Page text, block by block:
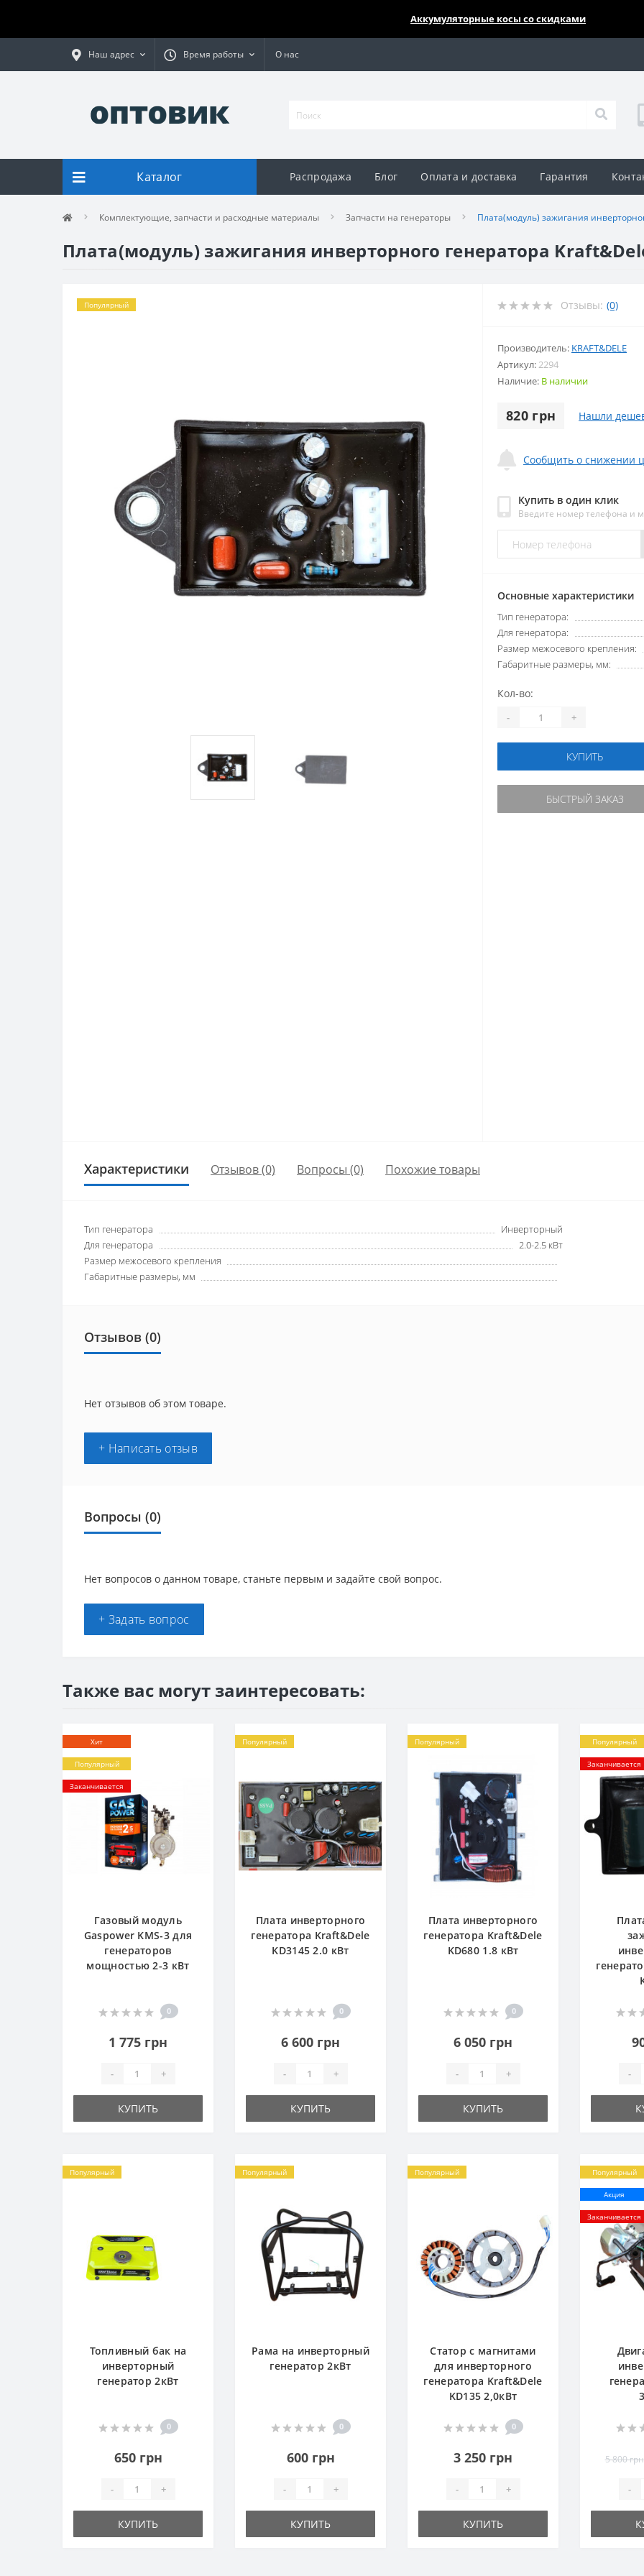
Аккумуляторные косы со скидками
Наш адрес Время работы О нас
Каталог Распродажа Блог Оплата и доставка Гарантия
Комплектующие, запчасти и расходные материалы Запчасти на генераторы Плата(модуль) зажигания
Плата(модуль) зажигания инверторного генератора
Популярный Отзывы: (0)
Производитель: KRAFT&DELE
Артикул:2294
Наличие: В наличии
820 грн Нашли
Сообщить о снижении
Купить в один клик
Введите номер телефона и
Основные характеристики
Тип генератора:
Для генератора:
Размер межосевого крепления:
Габаритные размеры, мм:
Кол-во:
- +
КУПИТЬ
БЫСТРЫЙ ЗАКАЗ
Характеристики Отзывов (0) Вопросы (0) Похожие товары
Тип генератора
Инверторный
Для генератора
2.0-2.5 кВт
Размер межосевого крепления
Габаритные размеры, мм
Отзывов (0)
Нет отзывов об этом товаре.
+ Написать отзыв
Вопросы (0)
Нет вопросов о данном товаре, станьте первым и задайте свой вопрос.
+ Задать вопрос
Также вас могут заинтересовать:
Хит
Популярный
Заканчивается
Газовый модуль
Gaspower KMS-3 для
генераторов
мощностью 2-3 кВт
0
1 775 грн
- +
КУПИТЬ
Популярный
Плата инверторного
генератора Kraft&Dele
KD3145 2.0 кВт
0
6 600 грн
- +
КУПИТЬ
Популярный
Плата инверторного
генератора Kraft&Dele
KD680 1.8 кВт
0
6 050 грн
- +
КУПИТЬ
Популярный
Заканчивается
-
Популярный
Топливный бак на
инверторный
генератор 2кВт
0
650 грн
- +
КУПИТЬ
Популярный
Рама на инверторный
генератор 2кВт
0
600 грн
- +
КУПИТЬ
Популярный
Статор с магнитами
для инверторного
генератора Kraft&Dele
KD135 2,0кВт
0
3 250 грн
- +
КУПИТЬ
Популярный
Акция
Заканчивается
5 800 грн
-